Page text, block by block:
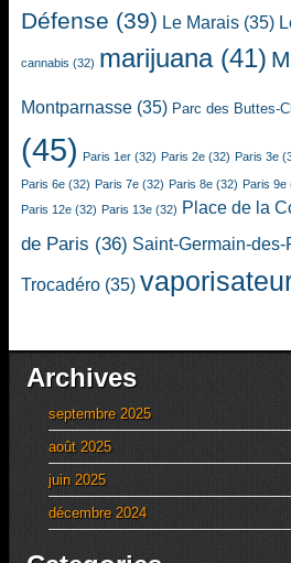
Défense (39) Le Marais (35)
cannabis (32) marijuana(41)
Montparnasse (35) Parc des Buttes-
(45) Paris 1er (32) Paris 2e (32) Paris 3e
Paris 6e (32) Paris 7e (32) Paris 8e (32) Paris 9e
Paris 12e (32) Paris 13e (32) Place de la
de Paris (36) Saint-Germain-des-
Trocadéro (35)
Archives
septembre 2025
août 2025
juin 2025
décembre 2024